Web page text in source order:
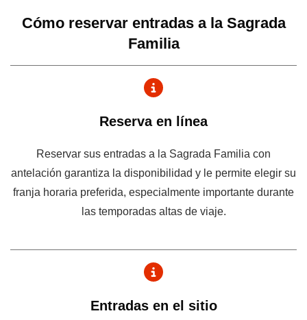
Cómo reservar entradas a la Sagrada
Familia
Reserva en línea
Reservar sus entradas a la Sagrada Familia con
antelación garantiza la disponibilidad y le permite elegir su
franja horaria preferida, especialmente importante durante
las temporadas altas de viaje.
Entradas en el sitio